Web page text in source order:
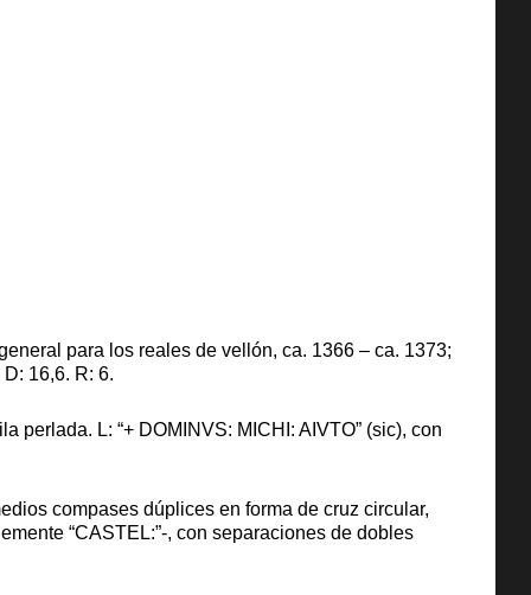
para los reales de vellón, ca. 1366 – ca. 1373;
16,6. R: 6.
perlada. L: “+ DOMINVS: MICHI: AIVTO” (sic), con
compases dúplices en forma de cruz circular,
“CASTEL:”-, con separaciones de dobles